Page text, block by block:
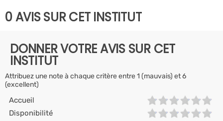
0 AVIS SUR CET INSTITUT
DONNER VOTRE AVIS SUR CET
INSTITUT
Attribuez une note à chaque critère entre 1 (mauvais) et 6
(excellent)
Accueil
Disponibilité